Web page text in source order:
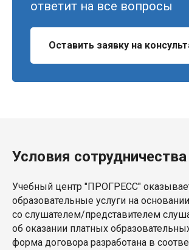
ответит на все вопросы
Оставить заявку на
Условия сотрудничества
Учебный центр "ПРОГРЕСС"
образовательные услуги на
со слушателем/представителем
об оказании платных
форма договора разработана в